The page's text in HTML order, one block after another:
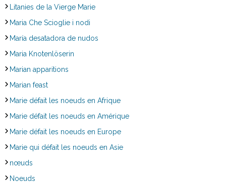
Litanies de la Vierge Marie
Maria Che Scioglie i nodi
María desatadora de nudos
Maria Knotenlöserin
Marian apparitions
Marian feast
Marie défait les noeuds en Afrique
Marie défait les noeuds en Amérique
Marie défait les noeuds en Europe
Marie qui défait les noeuds en Asie
nœuds
Noeuds